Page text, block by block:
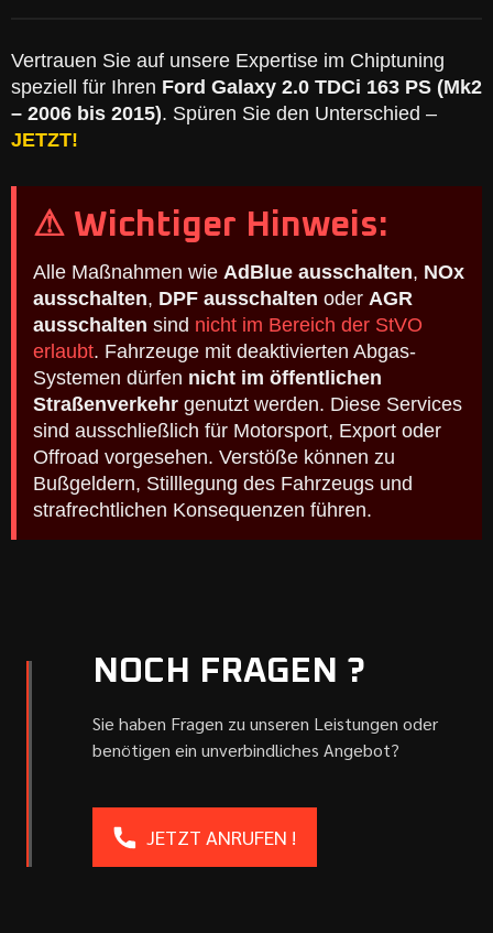
Vertrauen Sie auf unsere Expertise im Chiptuning
speziell für Ihren Ford Galaxy 2.0 TDCi 163 PS (Mk2
– 2006 bis 2015). Spüren Sie den Unterschied –
JETZT!
⚠ Wichtiger Hinweis:
Alle Maßnahmen wie AdBlue ausschalten, NOx
ausschalten, DPF ausschalten oder AGR
ausschalten sind nicht im Bereich der StVO
erlaubt. Fahrzeuge mit deaktivierten Abgas-
Systemen dürfen nicht im öffentlichen
Straßenverkehr genutzt werden. Diese Services
sind ausschließlich für Motorsport, Export oder
Offroad vorgesehen. Verstöße können zu
Bußgeldern, Stilllegung des Fahrzeugs und
strafrechtlichen Konsequenzen führen.
NOCH FRAGEN ?
Sie haben Fragen zu unseren Leistungen oder
benötigen ein unverbindliches Angebot?
JETZT ANRUFEN !